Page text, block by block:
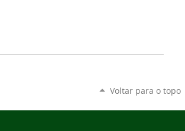
Voltar para o topo